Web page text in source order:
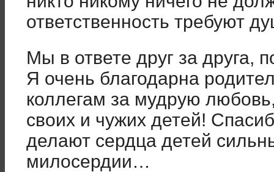
ответственность требуют
Мы в ответе друг за друга,
Я очень благодарна
коллегам за мудрую
своих и чужих детей!
делают сердца детей
милосердии…